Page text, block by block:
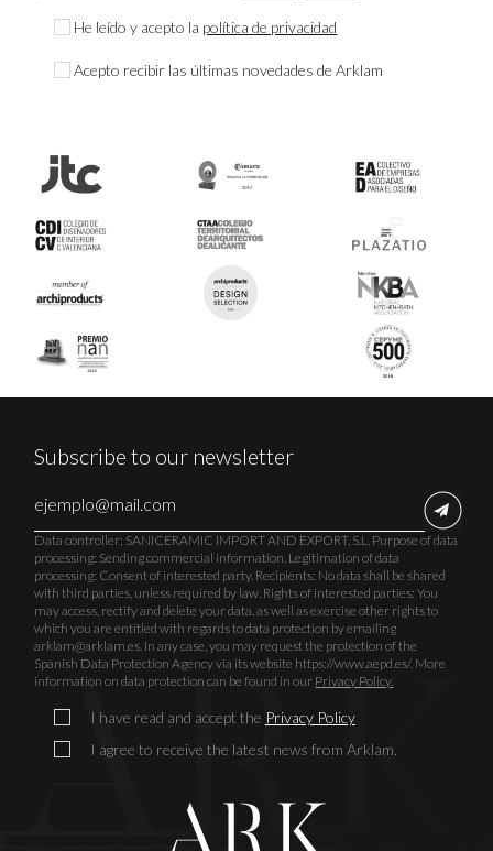
He leído y acepto la política de privacidad
Acepto recibir las últimas novedades de Arklam
Subscribe to our newsletter
Data controller: SANICERAMIC IMPORT AND EXPORT, S.L. Purpose of data
processing: Sending commercial information. Legitimation of data
processing: Consent of interested party. Recipients: No data shall be shared
with third parties, unless required by law. Rights of interested parties: You
may access, rectify and delete your data, as well as exercise other rights to
which you are entitled with regards to data protection by emailing
arklam@arklam.es. In any case, you may request the protection of the
Spanish Data Protection Agency via its website https://www.aepd.es/. More
information on data protection can be found in our Privacy Policy.
I have read and accept the Privacy Policy
I agree to receive the latest news from Arklam.